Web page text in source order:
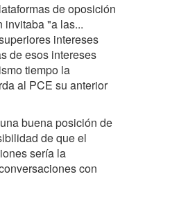
de oposición
invitaba "a las...
intereses
de esos intereses
tiempo la
al PCE su anterior
buena posición de
de que el
sería la
con